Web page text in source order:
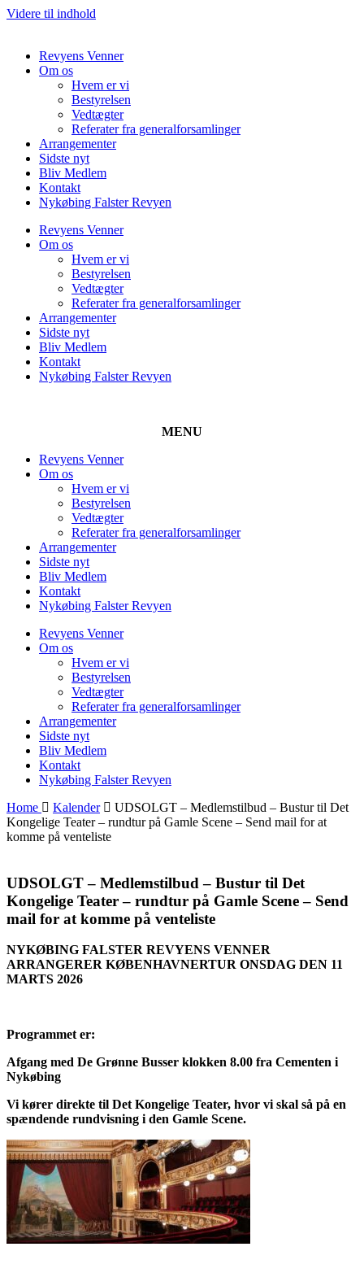
Videre til indhold
Revyens Venner
Om os
Hvem er vi
Bestyrelsen
Vedtægter
Referater fra generalforsamlinger
Arrangementer
Sidste nyt
Bliv Medlem
Kontakt
Nykøbing Falster Revyen
Revyens Venner
Om os
Hvem er vi
Bestyrelsen
Vedtægter
Referater fra generalforsamlinger
Arrangementer
Sidste nyt
Bliv Medlem
Kontakt
Nykøbing Falster Revyen
MENU
Revyens Venner
Om os
Hvem er vi
Bestyrelsen
Vedtægter
Referater fra generalforsamlinger
Arrangementer
Sidste nyt
Bliv Medlem
Kontakt
Nykøbing Falster Revyen
Revyens Venner
Om os
Hvem er vi
Bestyrelsen
Vedtægter
Referater fra generalforsamlinger
Arrangementer
Sidste nyt
Bliv Medlem
Kontakt
Nykøbing Falster Revyen
Home
Kalender
UDSOLGT – Medlemstilbud – Bustur til Det
Kongelige Teater – rundtur på Gamle Scene – Send mail for at
komme på venteliste
UDSOLGT – Medlemstilbud – Bustur til Det
Kongelige Teater – rundtur på Gamle Scene – Send
mail for at komme på venteliste
NYKØBING FALSTER REVYENS VENNER
ARRANGERER KØBENHAVNERTUR ONSDAG DEN 11
MARTS 2026
Programmet er:
Afgang med De Grønne Busser klokken 8.00 fra Cementen i
Nykøbing
Vi kører direkte til Det Kongelige Teater, hvor vi skal så på en
spændende rundvisning i den Gamle Scene.